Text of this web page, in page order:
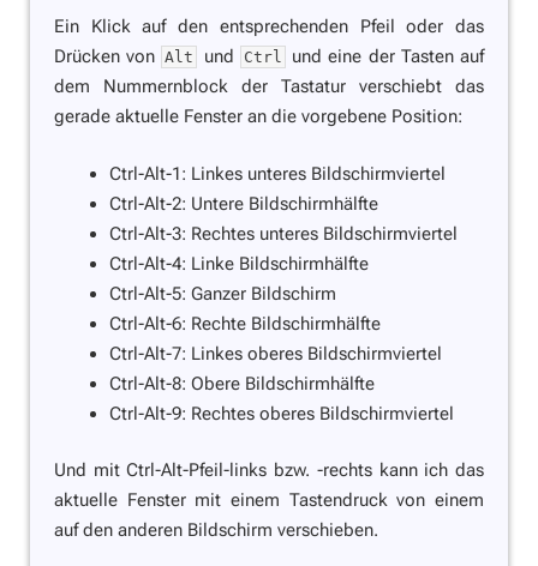
Ein Klick auf den entsprechenden Pfeil oder das
Drücken von Alt und Ctrl
und eine der Tasten auf
dem Nummernblock der Tastatur verschiebt das
gerade aktuelle Fenster an die vorgebene Position:
Ctrl-Alt-1: Linkes unteres Bildschirmviertel
Ctrl-Alt-2: Untere Bildschirmhälfte
Ctrl-Alt-3: Rechtes unteres Bildschirmviertel
Ctrl-Alt-4: Linke Bildschirmhälfte
Ctrl-Alt-5: Ganzer Bildschirm
Ctrl-Alt-6: Rechte Bildschirmhälfte
Ctrl-Alt-7: Linkes oberes Bildschirmviertel
Ctrl-Alt-8: Obere Bildschirmhälfte
Ctrl-Alt-9: Rechtes oberes Bildschirmviertel
Und mit Ctrl-Alt-Pfeil-links bzw. -rechts kann ich das
aktuelle Fenster mit einem Tastendruck von einem
auf den anderen Bildschirm verschieben.